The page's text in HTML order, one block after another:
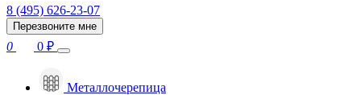
8 (495) 626-23-07
Перезвоните мне
0 0 ₽
Металлочерепица